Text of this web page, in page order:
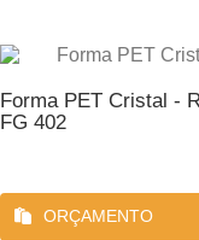
Forma PET Cristal -
FG 402
ORÇAMENTO